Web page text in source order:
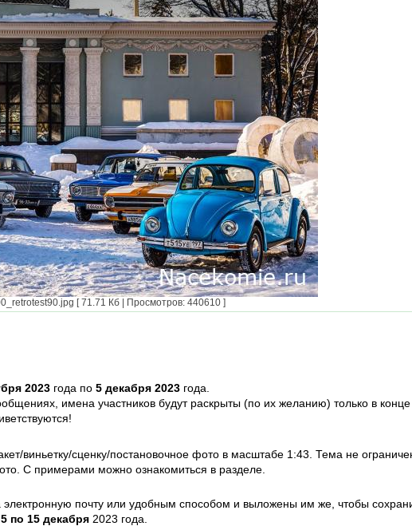
[ 71.71 Кб | Просмотров: 440610 ]
2023 года по 5 декабря 2023 года.
имена участников будут раскрыты (по их желанию) только в
виньетку/сценку/постановочное фото в масштабе 1:43. Тема не
С примерами можно ознакомиться в разделе.
почту или удобным способом и выложены им же, чтобы
5 по 15 декабря 2023 года.